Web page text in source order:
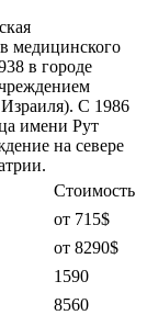
медицинского
в городе
С 1986
имени Рут
на севере
Стоимость
от 715$
от 8290$
1590
8560